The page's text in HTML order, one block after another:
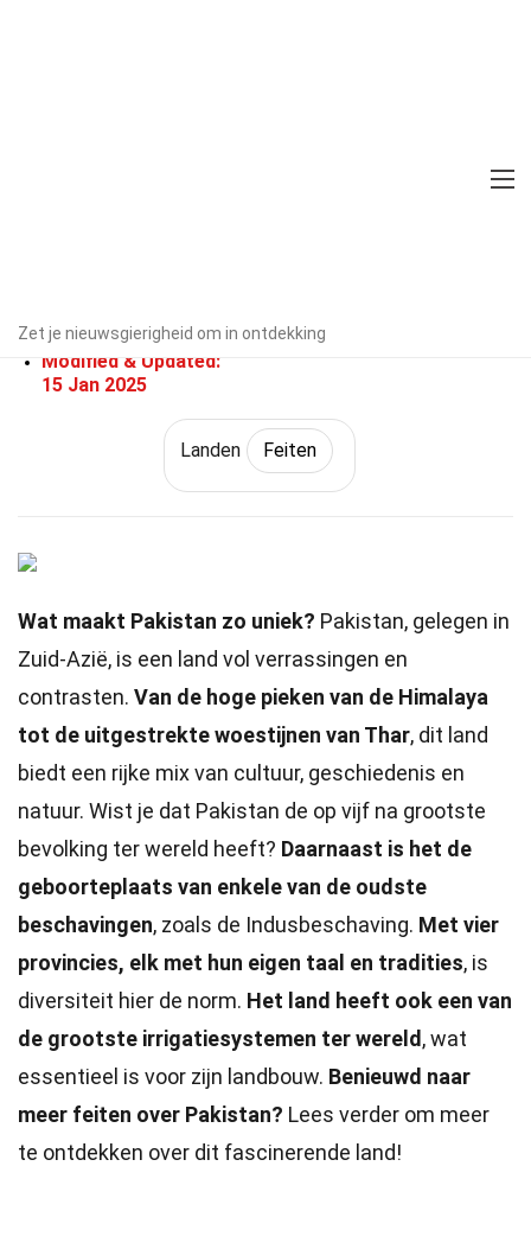
Zet je nieuwsgierigheid om in ontdekking
Devora Hom
Modified & Updated:
15 Jan 2025
Landen Feiten
Wat maakt Pakistan zo uniek? Pakistan, gelegen in
Zuid-Azië, is een land vol verrassingen en
contrasten. Van de hoge pieken van de Himalaya
tot de uitgestrekte woestijnen van Thar, dit land
biedt een rijke mix van cultuur, geschiedenis en
natuur. Wist je dat Pakistan de op vijf na grootste
bevolking ter wereld heeft? Daarnaast is het de
geboorteplaats van enkele van de oudste
beschavingen, zoals de Indusbeschaving. Met vier
provincies, elk met hun eigen taal en tradities, is
diversiteit hier de norm. Het land heeft ook een van
de grootste irrigatiesystemen ter wereld , wat
essentieel is voor zijn landbouw. Benieuwd naar
meer feiten over Pakistan? Lees verder om meer
te ontdekken over dit fascinerende land!